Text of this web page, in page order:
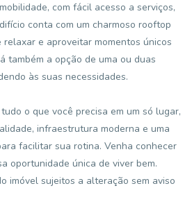
com fácil acesso a serviços,
conta com um charmoso rooftop
e aproveitar momentos únicos
também a opção de uma ou duas
às suas necessidades.
o que você precisa em um só lugar,
infraestrutura moderna e uma
facilitar sua rotina. Venha conhecer
oportunidade única de viver bem.
imóvel sujeitos a alteração sem aviso